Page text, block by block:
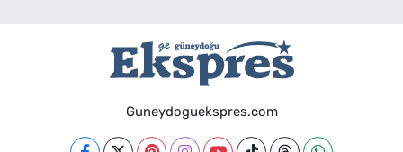
Guneydoguekspres.com